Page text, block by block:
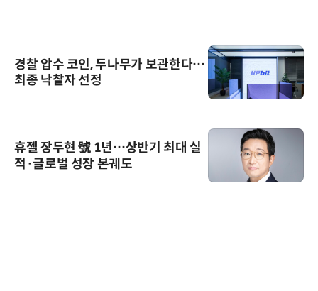
경찰 압수 코인, 두나무가 보관한다…
최종 낙찰자 선정
휴젤 장두현 號 1년…상반기 최대 실
적·글로벌 성장 본궤도